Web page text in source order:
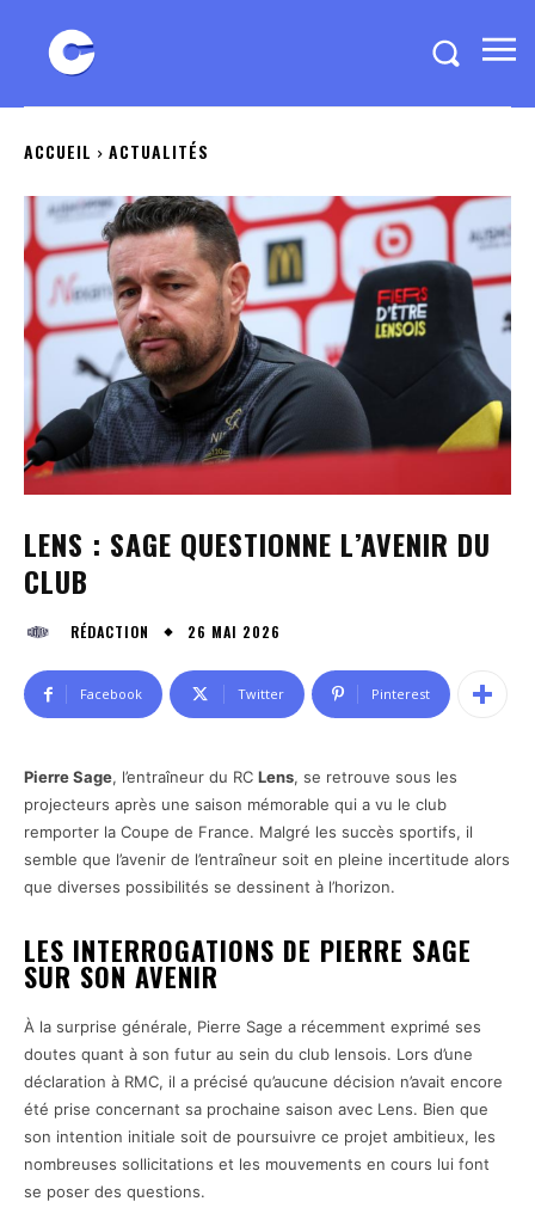
ACCUEIL ACTUALITÉS
LENS : SAGE QUESTIONNE L’AVENIR DU
CLUB
RÉDACTION 26 MAI 2026
Facebook Twitter Pinterest
Pierre Sage, l’entraîneur du RC Lens, se retrouve sous les
projecteurs après une saison mémorable qui a vu le club
remporter la Coupe de France. Malgré les succès sportifs, il
semble que l’avenir de l’entraîneur soit en pleine incertitude alors
que diverses possibilités se dessinent à l’horizon.
LES INTERROGATIONS DE PIERRE SAGE
SUR SON AVENIR
À la surprise générale, Pierre Sage a récemment exprimé ses
doutes quant à son futur au sein du club lensois. Lors d’une
déclaration à RMC, il a précisé qu’aucune décision n’avait encore
été prise concernant sa prochaine saison avec Lens. Bien que
son intention initiale soit de poursuivre ce projet ambitieux, les
nombreuses sollicitations et les mouvements en cours lui font
se poser des questions.